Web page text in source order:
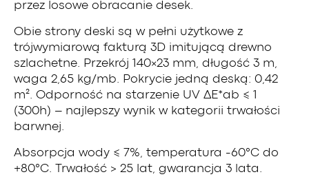
przez losowe obracanie desek.
Obie strony deski są w pełni użytkowe z
trójwymiarową fakturą 3D imitującą drewno
szlachetne. Przekrój 140×23 mm, długość 3 m,
waga 2,65 kg/mb. Pokrycie jedną deską: 0,42
m². Odporność na starzenie UV ΔE*ab ≤ 1
(300h) – najlepszy wynik w kategorii trwałości
barwnej.
Absorpcja wody ≤ 7%, temperatura -60°C do
+80°C. Trwałość > 25 lat, gwarancja 3 lata.